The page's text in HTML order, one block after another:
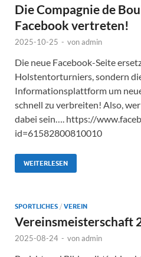
Die Compagnie de
Facebook vertreten!
2025-10-25 - vonadmin
Die neue Facebook-Seite
Holstentorturniers, sondern
Informationsplattform um
schnell zu verbreiten! Also,
dabei sein…. https://
id=61582800810010
WEITERLESEN
SPORTLICHES / VEREIN
Vereinsmeisterschaft
2025-08-24 - vonadmin